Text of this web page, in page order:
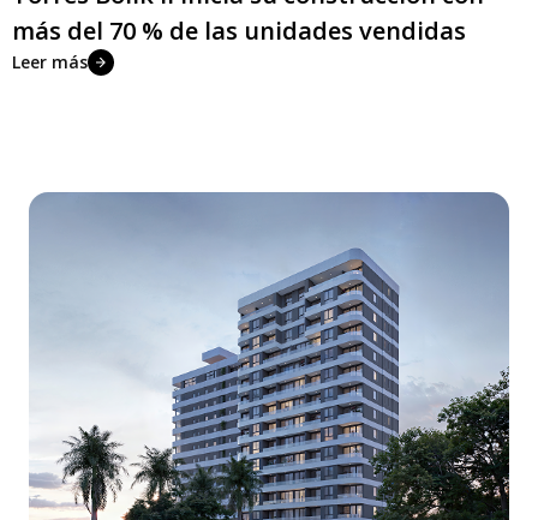
más del 70 % de las unidades vendidas
Leer más